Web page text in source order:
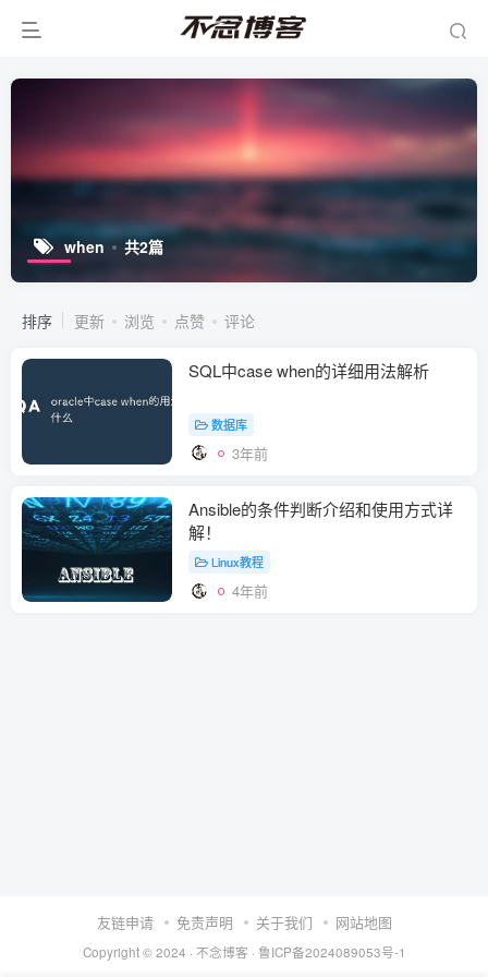
when 共2篇
排序 更新 浏览 点赞 评论
SQL中case when的详细用法解析
数据库
3年前
Ansible的条件判断介绍和使用方式详
解！
Linux教程
4年前
友链申请 免责声明 关于我们 网站地图
Copyright © 2024 · 不念博客 · 鲁ICP备2024089053号-1